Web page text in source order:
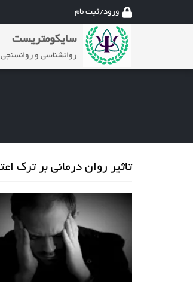
ورود/ثبت نام
سایکومتریست
روانشناسی و روانسنجی
تاثیر روان درمانی بر ترک